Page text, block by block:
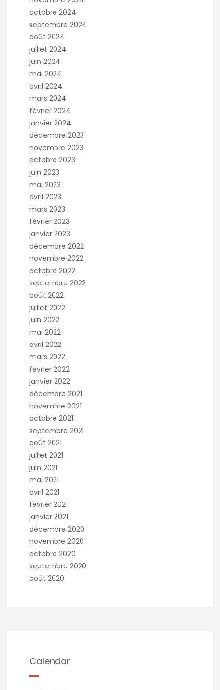
octobre 2024
septembre 2024
août 2024
juillet 2024
juin 2024
mai 2024
avril 2024
mars 2024
février 2024
janvier 2024
décembre 2023
novembre 2023
octobre 2023
juin 2023
mai 2023
avril 2023
mars 2023
février 2023
janvier 2023
décembre 2022
novembre 2022
octobre 2022
septembre 2022
août 2022
juillet 2022
juin 2022
mai 2022
avril 2022
mars 2022
février 2022
janvier 2022
décembre 2021
novembre 2021
octobre 2021
septembre 2021
août 2021
juillet 2021
juin 2021
mai 2021
avril 2021
février 2021
janvier 2021
décembre 2020
novembre 2020
octobre 2020
septembre 2020
août 2020
Calendar